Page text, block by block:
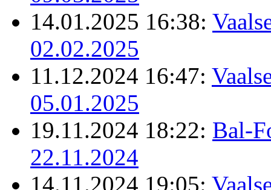
14.01.2025 16:38:
02.02.2025
11.12.2024 16:47:
05.01.2025
19.11.2024 18:22: Bal-
22.11.2024
14.11.2024 19:05: